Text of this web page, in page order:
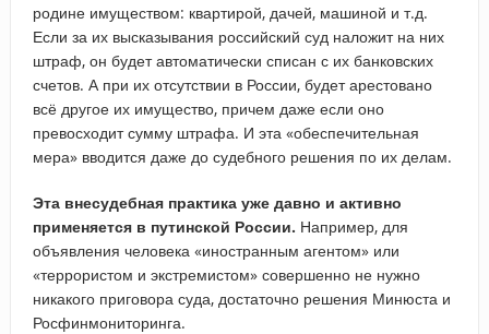
родине имуществом: квартирой, дачей, машиной и т.д.
Если за их высказывания российский суд наложит на них
штраф, он будет автоматически списан с их банковских
счетов. А при их отсутствии в России, будет арестовано
всё другое их имущество, причем даже если оно
превосходит сумму штрафа. И эта «обеспечительная
мера» вводится даже до судебного решения по их делам.
Эта внесудебная практика уже давно и активно
применяется в путинской России. Например, для
объявления человека «иностранным агентом» или
«террористом и экстремистом» совершенно не нужно
никакого приговора суда, достаточно решения Минюста и
Росфинмониторинга.